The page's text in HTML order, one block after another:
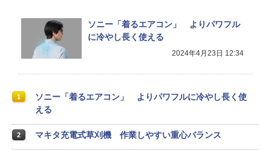
ソニー「着るエアコン」 よりパワフル
に冷やし長く使える
2024年4月23日 12:34
1
ソニー「着るエアコン」 よりパワフルに冷やし長く使
える
2 マキタ充電式草刈機 作業しやすい重心バランス